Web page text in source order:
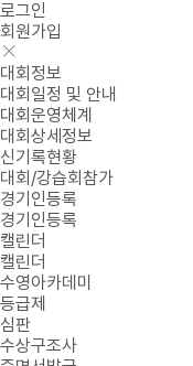
로그인
회원가입
대회정보
대회일정 및 안내
대회운영체계
대회상세정보
신기록현황
대회/강습회참가
경기인등록
경기인등록
캘린더
캘린더
수영아카데미
등급제
심판
수상구조사